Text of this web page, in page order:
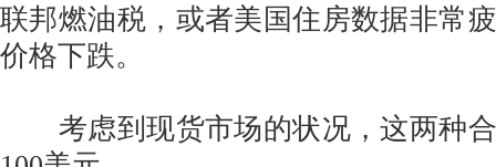
联邦燃油税，或者美国住房数据非常
价格下跌。
考虑到现货市场的状况，这两种合